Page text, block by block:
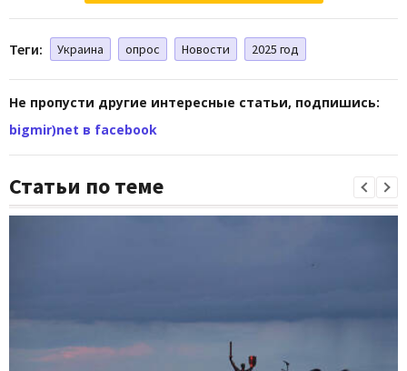
Теги: Украина опрос Новости 2025 год
Не пропусти другие интересные статьи, подпишись:
bigmir)net в facebook
Статьи по теме